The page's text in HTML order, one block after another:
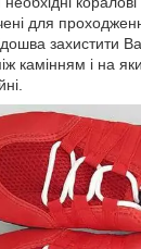
для
захистити
камінням і на